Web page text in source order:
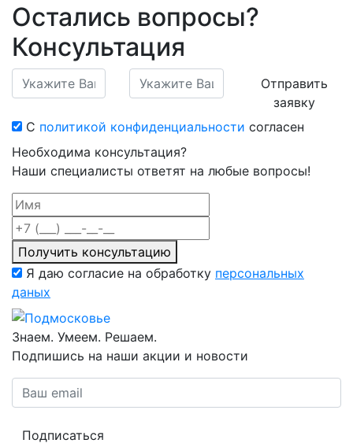
Остались вопросы?
Консультация
Отправить
заявку
С политикой конфиденциальности согласен
Необходима консультация?
Наши специалисты ответят на любые вопросы!
Получить консультацию
Я даю согласие на обработку персональных
даных
Знаем. Умеем. Решаем.
Подпишись на наши акции и новости
Подписаться